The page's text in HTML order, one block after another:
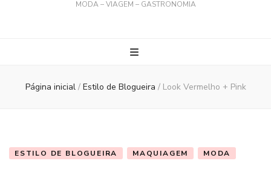
MODA – VIAGEM – GASTRONOMIA
Página inicial / Estilo de Blogueira / Look Vermelho + Pink
ESTILO DE BLOGUEIRA MAQUIAGEM MODA